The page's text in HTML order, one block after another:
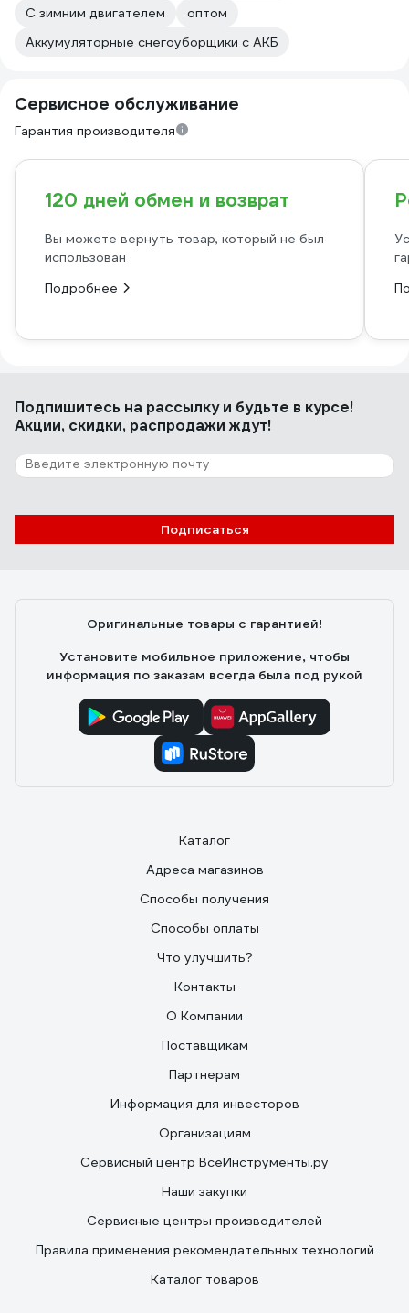
С зимним двигателем
оптом
Аккумуляторные снегоуборщики с АКБ
Сервисное обслуживание
Гарантия производителя
120 дней обмен и возврат
Вы можете вернуть товар, который не был
использован
Подробнее
Подпишитесь на рассылкуи будьте в курсе!
Акции, скидки, распродажи ждут!
Подписаться
Оригинальные товары с гарантией!
Установите мобильное приложение, чтобы
информация по заказам всегда была под рукой
Каталог
Адреса магазинов
Способы получения
Способы оплаты
Что улучшить?
Контакты
О Компании
Поставщикам
Партнерам
Информация для инвесторов
Организациям
Сервисный центр ВсеИнструменты.ру
Наши закупки
Сервисные центры производителей
Правила применения рекомендательных технологий
Каталог товаров